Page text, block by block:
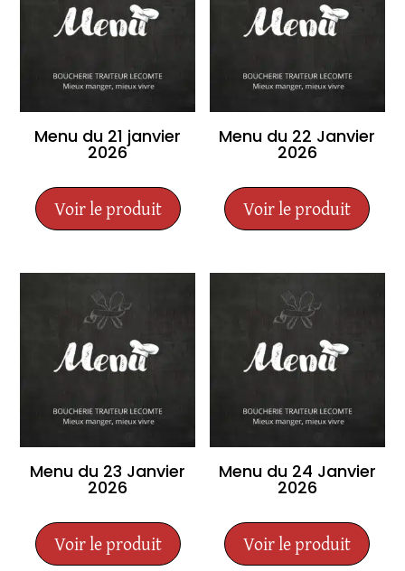
Menu du 21 janvier
2026
Voir le produit
Menu du 22 Janvier
2026
Voir le produit
Menu du 23 Janvier
2026
Voir le produit
Menu du 24 Janvier
2026
Voir le produit